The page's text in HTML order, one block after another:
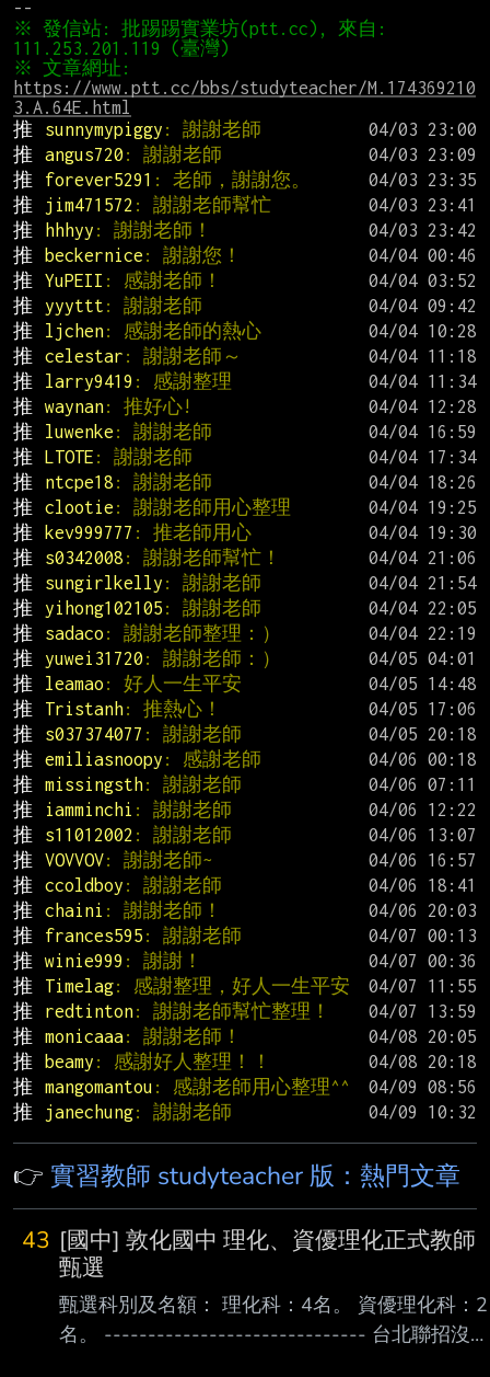
※ 發信站: 批踢踢實業坊(ptt.cc), 來自:
https://www.ptt.cc/bbs/studyteacher/M.174369210
3.A.64E.html
推
sunnymypiggy : 謝謝老師
推
angus720 : 謝謝老師
推
forever5291 : 老師，謝謝您。
推
jim471572 : 謝謝老師幫忙
推
hhhyy : 謝謝老師！
推
beckernice : 謝謝您！
推
YuPEII : 感謝老師！
推
yyyttt : 謝謝老師
推
ljchen: 感謝老師的熱心
推
celestar : 謝謝老師～
推
larry9419 : 感謝整理
推
waynan: 推好心!
推
luwenke : 謝謝老師
推
LTOTE : 謝謝老師
推
ntcpe18 : 謝謝老師
推
clootie : 謝謝老師用心整理
推
kev999777 : 推老師用心
推
s0342008 : 謝謝老師幫忙！
推
sungirlkelly : 謝謝老師
推
yihong102105 : 謝謝老師
推
sadaco : 謝謝老師整理：）
推
yuwei31720 : 謝謝老師：）
推
leamao : 好人一生平安
推
Tristanh: 推熱心！
推
s037374077 : 謝謝老師
推
emiliasnoopy : 感謝老師
推
missingsth: 謝謝老師
推
iamminchi : 謝謝老師
推
s11012002 : 謝謝老師
推
VOVVOV: 謝謝老師~
推
ccoldboy : 謝謝老師
推
chaini : 謝謝老師！
推
frances595 : 謝謝老師
推
winie999 : 謝謝！
推
Timelag: 感謝整理，好人一生平安
推
redtinton: 謝謝老師幫忙整理！
推
monicaaa: 謝謝老師！
推
beamy : 感謝好人整理！！
推
mangomantou : 感謝老師用心整理^^
推
janechung: 謝謝老師
👉 實習教師 studyteacher 版：熱門文章
43 [國中] 敦化國中 理化、資優理化正式教師
甄選
甄選科別及名額： 理化科：4名。 資優理化科：2
名。 ------------------------------ 台北聯招沒人